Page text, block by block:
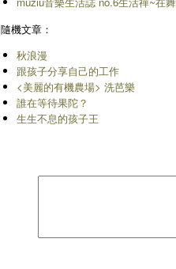
隨機文章：
秋浪漫
跟孩子分享自己的工作
<美麗的有機農場> 洗芭樂
誰在等待果陀？
生生不息的孩子王